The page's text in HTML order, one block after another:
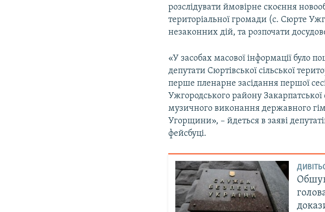
розслідувати ймовірне скоєння
територіальної громади (с. Сюрте
незаконних дій, та розпочати
«У засобах масової інформації було
депутати Сюртівської сільської
перше пленарне засідання першої
Ужгородського району Закарпатської
музичного виконання державного
Угорщини», – йдеться в заяві
фейсбуці.